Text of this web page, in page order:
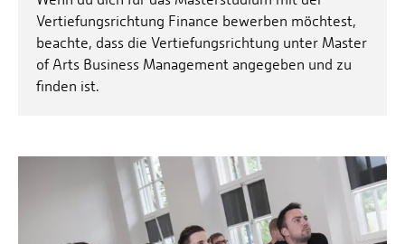
Vertiefungsrichtung Finance bewerben möchtest,
beachte, dass die Vertiefungsrichtung unter Master
of Arts Business Management angegeben und zu
finden ist.